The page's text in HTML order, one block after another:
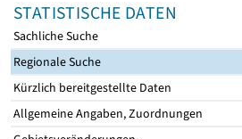
STATISTISCHE DATEN
Sachliche Suche
Regionale Suche
Kürzlich bereitgestellte Daten
Allgemeine Angaben, Zuordnungen